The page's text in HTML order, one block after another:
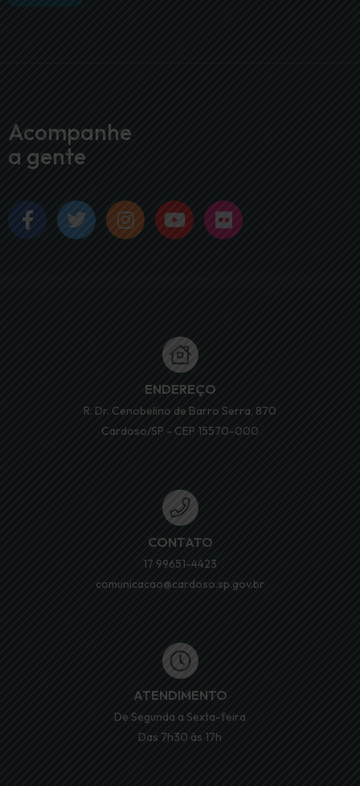
Acompanhe
a gente
ENDEREÇO
R. Dr. Cenobelino de Barro Serra, 870
Cardoso/SP - CEP 15570-000
CONTATO
17 99651-4423
comunicacao@cardoso.sp.gov.br
ATENDIMENTO
De Segunda a Sexta-feira
Das 7h30 às 17h